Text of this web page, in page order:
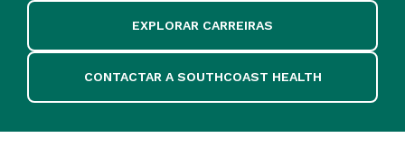
EXPLORAR CARREIRAS
CONTACTAR A SOUTHCOAST HEALTH